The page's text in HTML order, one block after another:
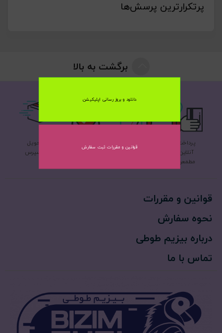
پرتکرارترین پرسش‌ها
برگشت به بالا
پرداخت
آنلاین
مطمعن
ساعته
ضمانت اصلی
بودن کالا
تحویل
اکسپرس
قوانین و مقررات
نحوه سفارش
درباره بیزیم طوطی
تماس با ما
قوانین و مقررات ثبت سفارش
دانلود و بروز رسانی اپلیکیشن